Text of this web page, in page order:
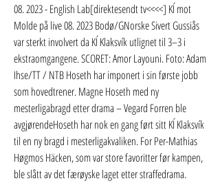
08. 2023 - English Lab[direktesendt tv<<<<] KÍ mot
Molde på live 08. 2023 Bodø/GNorske Sivert Gussiås
var sterkt involvert da KÍ Klaksvík utlignet til 3–3 i
ekstraomgangene. SCORET: Amor Layouni. Foto: Adam
Ihse/TT / NTB Hoseth har imponert i sin første jobb
som hovedtrener. Magne Hoseth med ny
mesterligabragd etter drama – Vegard Forren ble
avgjørendeHoseth har nok en gang ført sitt KÍ Klaksvík
til en ny bragd i mesterligakvaliken. For Per-Mathias
Høgmos Häcken, som var store favoritter før kampen,
ble slått av det færøyske laget etter straffedrama.